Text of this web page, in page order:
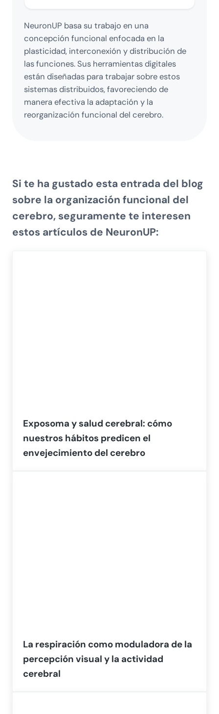
NeuronUP basa su trabajo en una
concepción funcional enfocada en la
plasticidad, interconexión y distribución de
las funciones. Sus herramientas digitales
están diseñadas para trabajar sobre estos
sistemas distribuidos, favoreciendo de
manera efectiva la adaptación y la
reorganización funcional del cerebro.
Si te ha gustado esta entrada del blog
sobre la organización funcional del
cerebro, seguramente te interesen
estos artículos de NeuronUP:
Exposoma y salud cerebral: cómo
nuestros hábitos predicen el
envejecimiento del cerebro
La respiración como moduladora de la
percepción visual y la actividad
cerebral